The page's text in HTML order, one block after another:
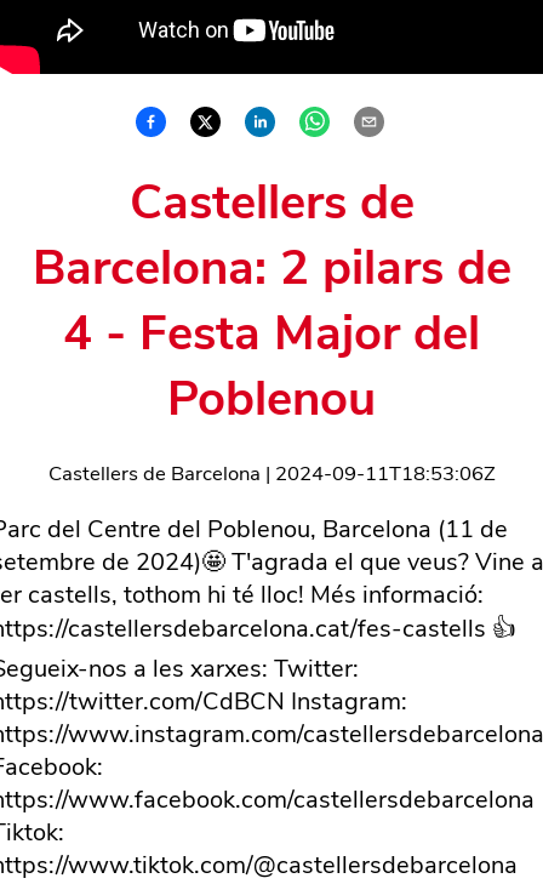
Castellers de
Barcelona: 2 pilars de
4 - Festa Major del
Poblenou
Castellers de Barcelona | 2024-09-11T18:53:06Z
del Centre del Poblenou, Barcelona (11 de
de 2024)🤩 T'agrada el que veus? Vine a
castells, tothom hi té lloc! Més informació:
castellersdebarcelona.cat/fes-castells 👍
nos a les xarxes: Twitter:
twitter.com/CdBCN Instagram:
www.instagram.com/
www.facebook.com/castellersdebarcelona
www.tiktok.com/@castellersdebarcelona